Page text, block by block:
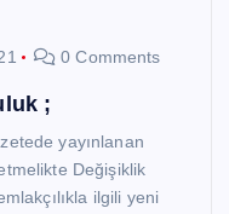
0 Comments
;
yayınlanan
Değişiklik
ilgili yeni